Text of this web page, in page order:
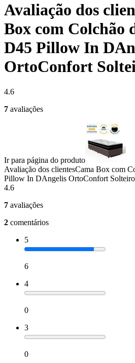
Avaliação dos
Box com Colchão
D45 Pillow In
OrtoConfort
4.6
7 avaliações
Ir para página do produto
Avaliação dos clientesCama Box com
Pillow In DAngelis OrtoConfort
4.6
7 avaliações
2 comentários
5
6
4
0
3
0